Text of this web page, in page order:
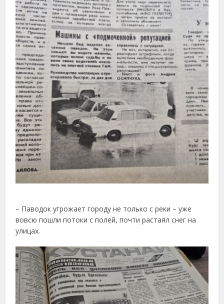
– Паводок угрожает городу не только с реки – уже
вовсю пошли потоки с полей, почти растаял снег на
улицах.